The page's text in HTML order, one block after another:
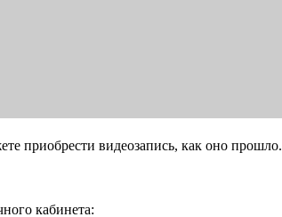
приобрести видеозапись, как оно прошло.
кабинета: